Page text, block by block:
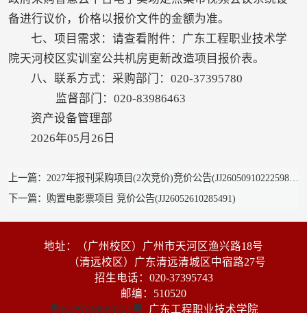
备进行议价，价格以报价文件的金额为准。
七、项目需求：请查看附件：广东工程职业技术学
院天河校区实训室公共机房更新改造项目报价表。
八、联系方式：采购部门：020-37395780
监督部门：020-83986463
资产设备管理部
2026年05月26日
上一篇：2027年报刊采购项目(2次竞价)竞价公告(JJ26050910222598-1)
下一篇：购置电影票项目 竞价公告(JJ26052610285491)
地址：（广州校区）广州市天河区渔兴路18号
（清远校区）广东清远清城区中宿路27号
招生电话：020-37395743
邮编：510520
粤ICP备06084727号 广东工程职业技术学院